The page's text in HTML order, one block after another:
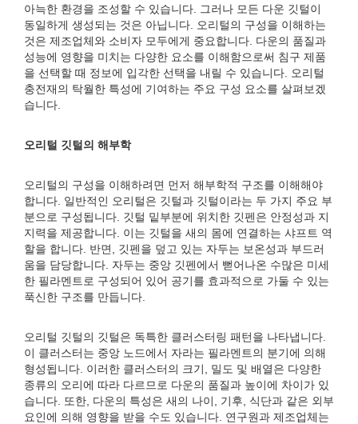
아늑한 환경을 조성할 수 있습니다. 그러나 모든 다운 깃털이
동일하게 생성되는 것은 아닙니다. 오리털의 구성을 이해하는
것은 제조업체와 소비자 모두에게 중요합니다. 다운의 품질과
성능에 영향을 미치는 다양한 요소를 이해함으로써 침구 제품
을 선택할 때 정보에 입각한 선택을 내릴 수 있습니다. 오리털
충전재의 탁월한 특성에 기여하는 주요 구성 요소를 살펴보겠
습니다.
오리털 깃털의 해부학
오리털의 구성을 이해하려면 먼저 해부학적 구조를 이해해야
합니다. 일반적인 오리털은 깃털과 깃털이라는 두 가지 주요 부
분으로 구성됩니다. 깃털 밑부분에 위치한 깃펜은 안정성과 지
지력을 제공합니다. 이는 깃털을 새의 몸에 연결하는 샤프트 역
할을 합니다. 반면, 깃펜을 덮고 있는 자두는 보온성과 부드러
움을 담당합니다. 자두는 중앙 깃펜에서 뻗어나온 수많은 미세
한 필라멘트로 구성되어 있어 공기를 효과적으로 가둘 수 있는
푹신한 구조를 만듭니다.
오리털 깃털의 깃털은 독특한 클러스터링 패턴을 나타냅니다.
이 클러스터는 중앙 노드에서 자라는 필라멘트의 분기에 의해
형성됩니다. 이러한 클러스터의 크기, 밀도 및 배열은 다양한
종류의 오리에 따라 다르므로 다운의 품질과 높이에 차이가 있
습니다. 또한, 다운의 특성은 새의 나이, 기후, 식단과 같은 외부
요인에 의해 영향을 받을 수도 있습니다. 연구원과 제조업체는